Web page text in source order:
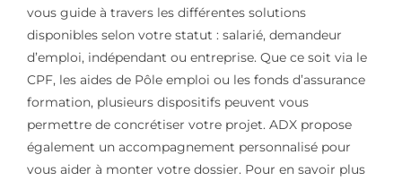
vous guide à travers les différentes solutions
disponibles selon votre statut : salarié, demandeur
d’emploi, indépendant ou entreprise. Que ce soit via le
CPF, les aides de Pôle emploi ou les fonds d’assurance
formation, plusieurs dispositifs peuvent vous
permettre de concrétiser votre projet. ADX propose
également un accompagnement personnalisé pour
vous aider à monter votre dossier. Pour en savoir plus